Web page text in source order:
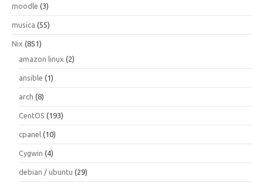
moodle (3)
musica (55)
Nix (851)
amazon linux (2)
ansible (1)
arch (8)
CentOS (193)
cpanel (10)
Cygwin (4)
debian / ubuntu (29)